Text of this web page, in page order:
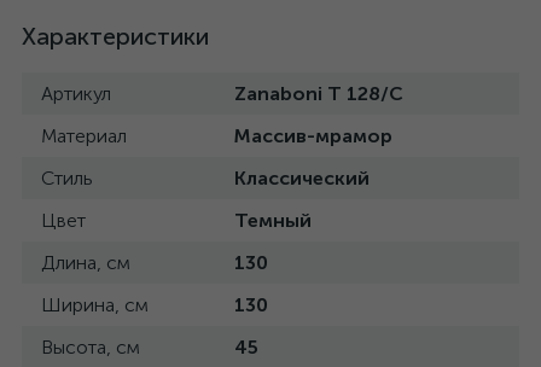
Характеристики
Артикул
Zanaboni T 128/C
Материал
Массив-мрамор
Стиль
Классический
Цвет
Темный
Длина, см
130
Ширина, см
130
Высота, см
45